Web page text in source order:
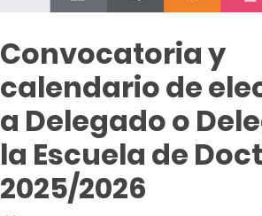
Convocatoria y
calendario de
a Delegado o
la Escuela de
2025/2026